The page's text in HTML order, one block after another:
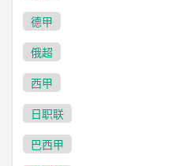
德甲
俄超
西甲
日职联
巴西甲